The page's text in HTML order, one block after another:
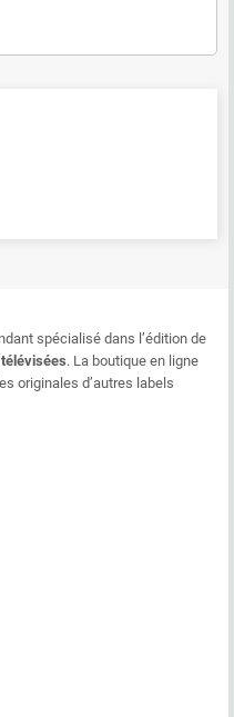
spécialisé dans l’édition de
. La boutique en ligne
originales d’autres labels